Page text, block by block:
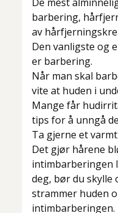
barbering,
av
Den vanligste og
er barbering.
Når man skal
vite at huden i
Mange får
tips for å unngå
Ta gjerne et
Det gjør hårene
intimbarberingen
deg, bør du skylle
strammer huden